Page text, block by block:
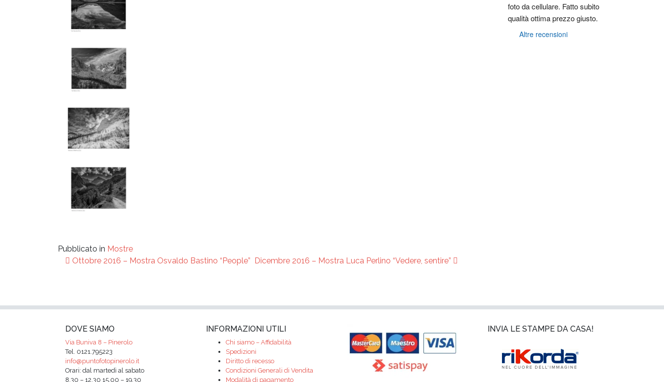
Pubblicato in Mostre
Navigazione
Ottobre 2016 – Mostra Osvaldo Bastino “People” Dicembre 2016 – Mostra Luca Perlino “Vedere, sentire”
foto da cellulare. Fatto subito
qualità ottima prezzo giusto.
Altre recensioni
DOVE SIAMO
Via Buniva 8 – Pinerolo
Tel. 0121.795223
info@puntofotopinerolo.it
Orari: dal martedì al sabato
8.30 – 12.30 15.00 – 19.30
INFORMAZIONI UTILI
Chi siamo – Affidabilità
Spedizioni
Diritto di recesso
Condizioni Generali di Vendita
Modalità di pagamento
INVIA LE STAMPE DA CASA!